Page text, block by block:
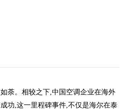
荼。相较之下,中国空调企业在海外
功,这一里程碑事件,不仅是海尔在泰